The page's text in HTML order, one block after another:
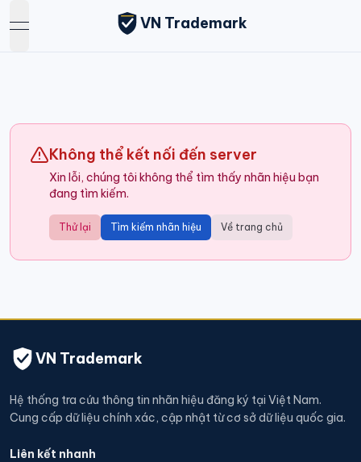
open navigation menu
VN Trademark
Không thể kết nối đến server
Xin lỗi, chúng tôi không thể tìm thấy nhãn hiệu bạn
đang tìm kiếm.
Thử lại Tìm kiếm nhãn hiệu Về trang chủ
VN Trademark
Hệ thống tra cứu thông tin nhãn hiệu đăng ký tại Việt Nam.
Cung cấp dữ liệu chính xác, cập nhật từ cơ sở dữ liệu quốc gia.
Liên kết nhanh